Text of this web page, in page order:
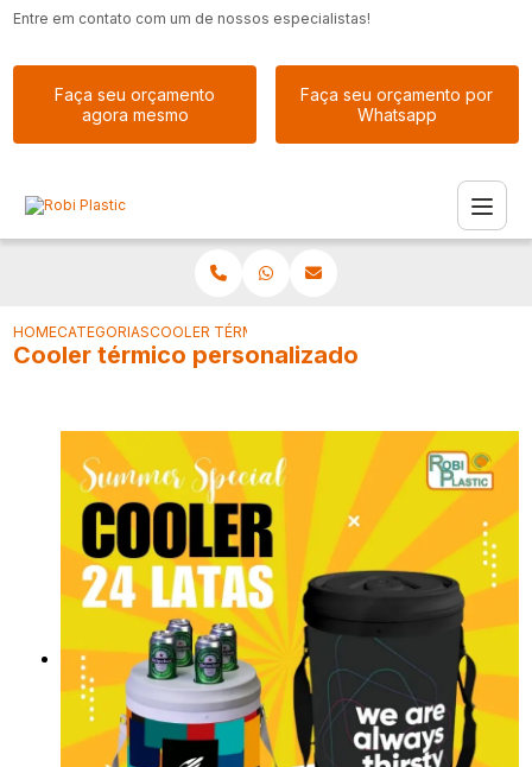
Entre em contato com um de nossos especialistas!
Faça seu orçamento
agora mesmo
Faça seu orçamento por
Whatsapp
HOMECATEGORIASCOOLER TÉRMICO PERSONALIZADO
Cooler térmico personalizado